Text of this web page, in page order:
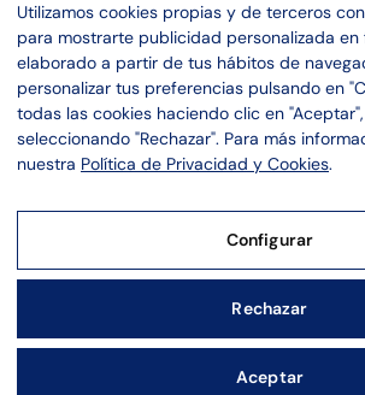
Servicios
Proyectos
Noticias
Canal ético
Linkedin
Instagram
Aviso legal
Política de
Política de
Utilizamos cookies propias y de terceros
para mostrarte publicidad personalizada
elaborado a partir de tus hábitos de
personalizar tus preferencias pulsando en
todas las cookies haciendo clic en
seleccionando "Rechazar". Para más
nuestra Política de Privacidad y Cookies.
Configurar
Rechazar
Aceptar
Política de Privacidad y
Configurar